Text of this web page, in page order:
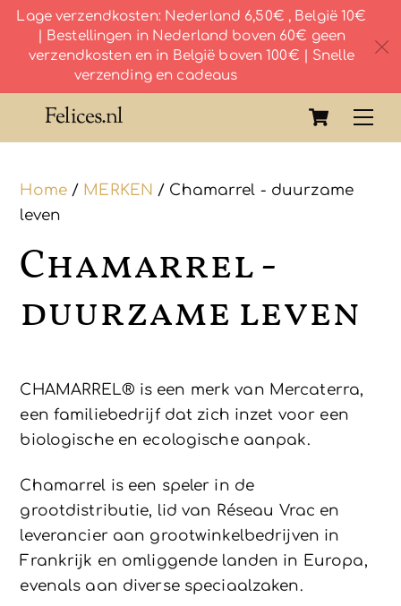
Lage verzendkosten: Nederland 6,50€ , België 10€
| Bestellingen in Nederland boven 60€ geen
verzendkosten en in België boven 100€ | Snelle
verzending en cadeaus
c
Cart
Felices.nl
Home/ MERKEN / Chamarrel - duurzame
leven
Chamarrel -
duurzame leven
CHAMARREL® is een merk van Mercaterra,
een familiebedrijf dat zich inzet voor een
biologische en ecologische aanpak.
Chamarrel is een speler in de
grootdistributie, lid van Réseau Vrac en
leverancier aan grootwinkelbedrijven in
Frankrijk en omliggende landen in Europa,
evenals aan diverse speciaalzaken.